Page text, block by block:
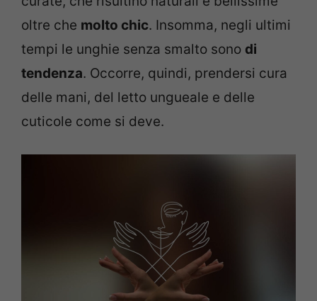
oltre che molto chic. Insomma, negli ultimi
tempi le unghie senza smalto sono di
tendenza. Occorre, quindi, prendersi cura
delle mani, del letto ungueale e delle
cuticole come si deve.